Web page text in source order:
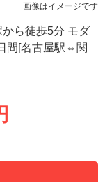
画像はイメージです
から徒歩5分 モダ
間[名古屋駅⇔関